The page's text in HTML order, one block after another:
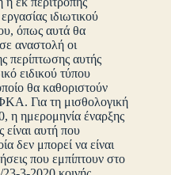
ιδιωτικού
όπως αυτά θα
αναστολή οι
περίπτωσης αυτής
ειδικού τύπου
θα καθοριστούν
Για τη μισθολογική
η ημερομηνία έναρξης
αυτή που
δεν μπορεί να είναι
που εμπίπτουν στο